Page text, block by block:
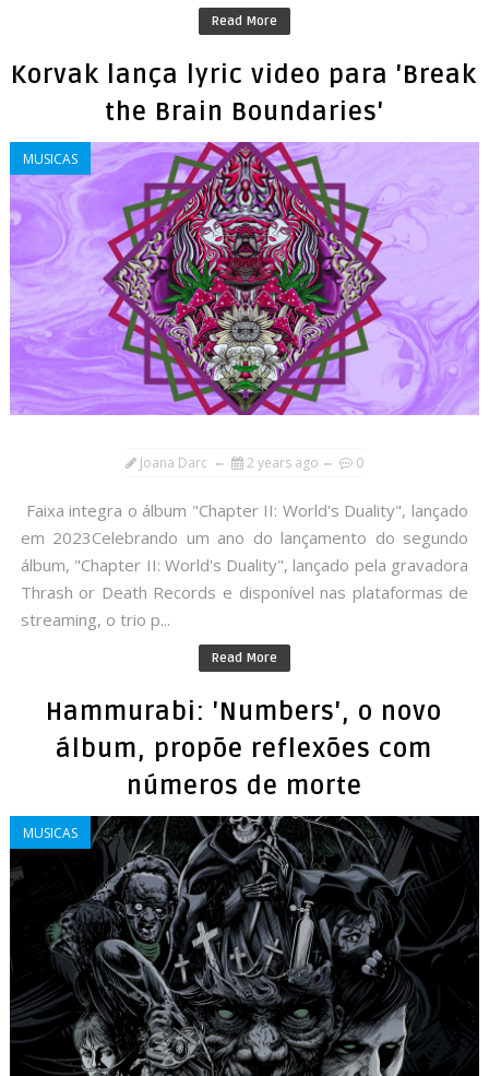
Read More
Korvak lança lyric video para 'Break
the Brain Boundaries'
MUSICAS
Joana Darc 2 years ago 0
Faixa integra o álbum "Chapter II: World's Duality", lançado
em 2023Celebrando um ano do lançamento do segundo
álbum, "Chapter II: World's Duality", lançado pela gravadora
Thrash or Death Records e disponível nas plataformas de
streaming, o trio p...
Read More
Hammurabi: 'Numbers', o novo
álbum, propõe reflexões com
números de morte
MUSICAS